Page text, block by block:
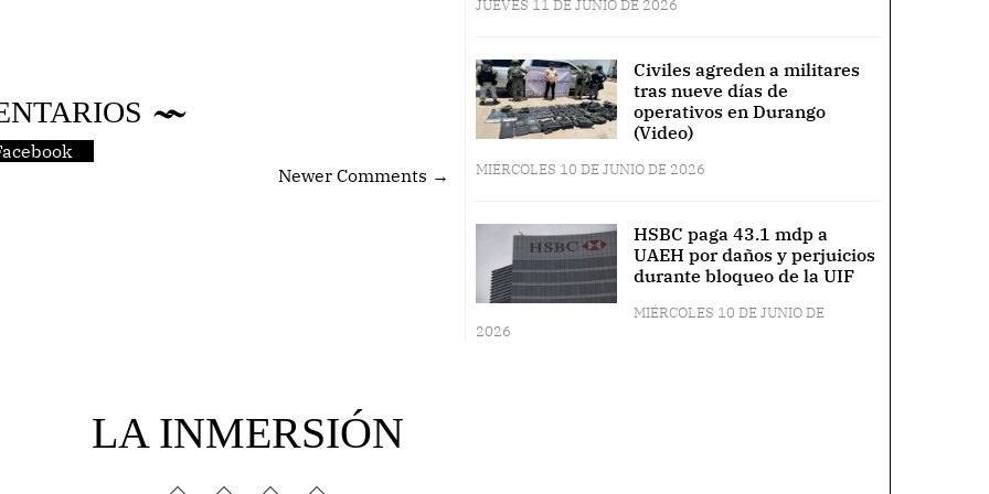
Newer Comments →
JUEVES 11 DE JUNIO DE 2026
Civiles agreden a militares
tras nueve días de
operativos en Durango
(Video)
MIÉRCOLES 10 DE JUNIO DE 2026
HSBC paga 43.1 mdp a
UAEH por daños y perjuicios
durante bloqueo de la UIF
MIÉRCOLES 10 DE JUNIO DE
2026
LA INMERSIÓN